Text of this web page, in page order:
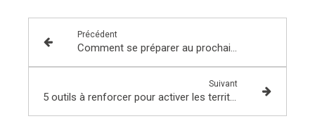
Précédent
Suivant